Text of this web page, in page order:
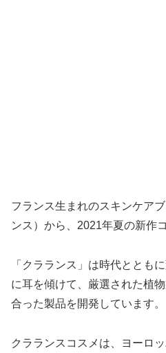
フランス生まれのスキンケア
ンス）から、2021年夏の新作
「クラランス」は時代ととも
に耳を傾けて、厳選された植
合った製品を開発しています。
クラランスコスメは、ヨーロ